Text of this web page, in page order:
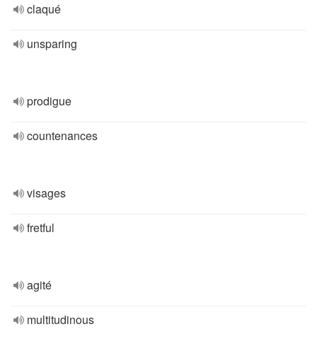
claqué
unsparing
prodigue
countenances
visages
fretful
agité
multitudinous